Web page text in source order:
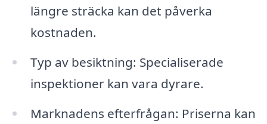
längre sträcka kan det påverka
kostnaden.
Typ av besiktning: Specialiserade
inspektioner kan vara dyrare.
Marknadens efterfrågan: Priserna kan